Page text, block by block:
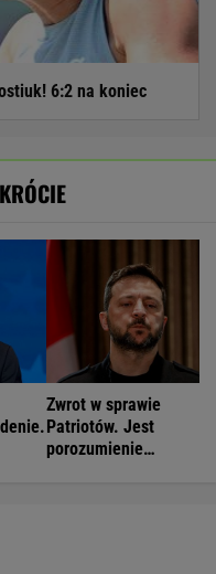
6:2 na koniec
Zwrot w sprawie
Patriotów. Jest
porozumienie